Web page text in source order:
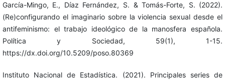
García-Mingo, E., Díaz Fernández, S. & Tomás-Forte, S. (2022).
(Re)configurando el imaginario sobre la violencia sexual desde el
antifeminismo: el trabajo ideológico de la manosfera española.
Política y Sociedad, 59(1), 1-15.
https://dx.doi.org/10.5209/poso.80369
Instituto Nacional de Estadística. (2021). Principales series de